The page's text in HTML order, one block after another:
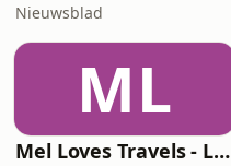
Nieuwsblad
ML
Mel Loves Travels - Le podcast belge du voyage